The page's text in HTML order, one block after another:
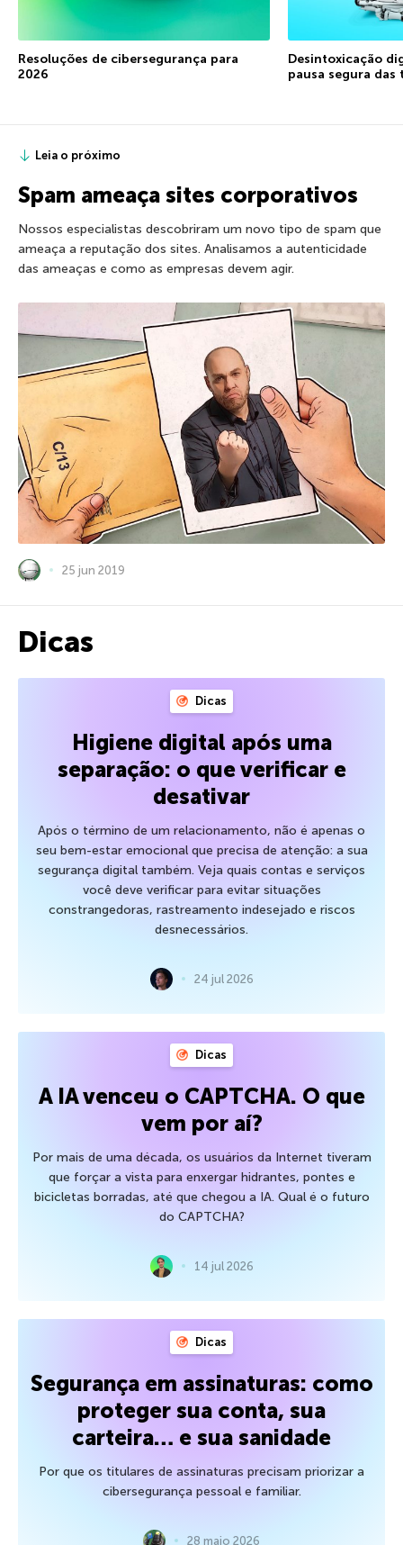
Resoluções de cibersegurança para
2026
Desintoxicação
pausa segura das
Leia o próximo
Spam ameaça sites corporativos
Nossos especialistas descobriram um novo tipo de spam que
ameaça a reputação dos sites. Analisamos a autenticidade
das ameaças e como as empresas devem agir.
25 jun 2019
Dicas
Dicas
Higiene digital após uma
separação: o que verificar e
desativar
Após o término de um relacionamento, não é apenas o
seu bem-estar emocional que precisa de atenção: a sua
segurança digital também. Veja quais contas e serviços
você deve verificar para evitar situações
constrangedoras, rastreamento indesejado e riscos
desnecessários.
24 jul 2026
Dicas
A IA venceu o CAPTCHA. O que
vem por aí?
Por mais de uma década, os usuários da Internet tiveram
que forçar a vista para enxergar hidrantes, pontes e
bicicletas borradas, até que chegou a IA. Qual é o futuro
do CAPTCHA?
14 jul 2026
Dicas
Segurança em assinaturas: como
proteger sua conta, sua
carteira… e sua sanidade
Por que os titulares de assinaturas precisam priorizar a
cibersegurança pessoal e familiar.
28 maio 2026